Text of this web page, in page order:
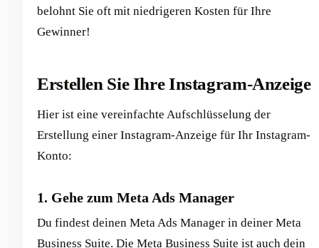
belohnt Sie oft mit niedrigeren Kosten für Ihre
Gewinner!
Erstellen Sie Ihre Instagram-Anzeige
Hier ist eine vereinfachte Aufschlüsselung der
Erstellung einer Instagram-Anzeige für Ihr Instagram-
Konto:
1. Gehe zum Meta Ads Manager
Du findest deinen Meta Ads Manager in deiner Meta
Business Suite. Die Meta Business Suite ist auch dein